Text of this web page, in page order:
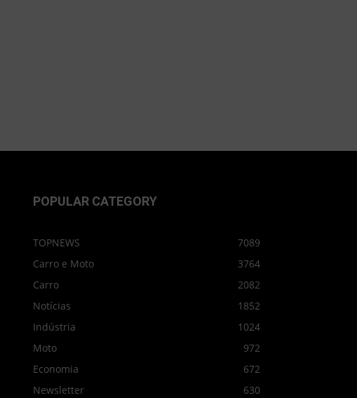
POPULAR CATEGORY
TOPNEWS
7089
Carro e Moto
3764
Carro
2082
Notícias
1852
Indústria
1024
Moto
972
Economia
672
Newsletter
630